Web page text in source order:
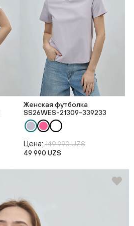
Женская футболка
SS26WES-21309-339233
Цена: 149 990 UZS
49 990 UZS